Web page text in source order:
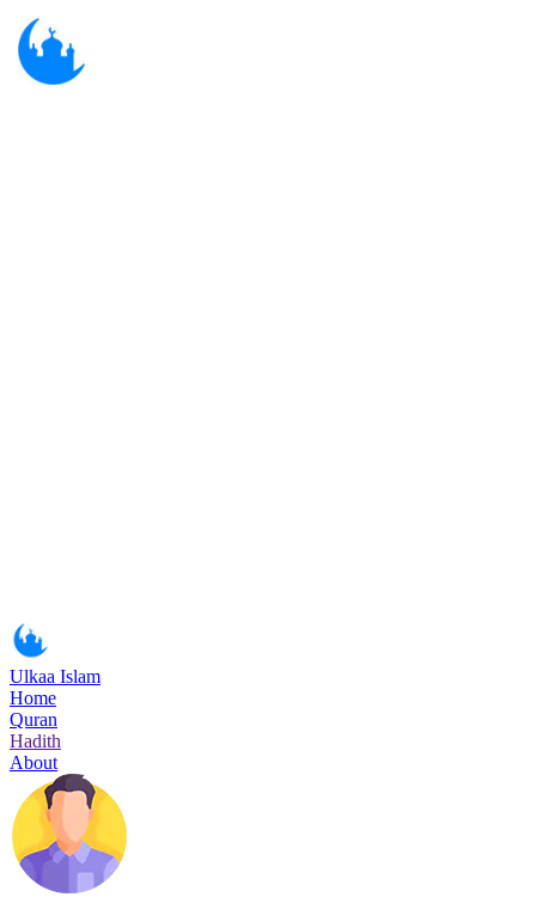
Ulkaa Islam
Home
Quran
Hadith
About